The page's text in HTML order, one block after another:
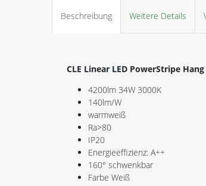
Beschreibung Weitere Details
CLE Linear LED PowerStripe
4200lm 34W 3000K
140lm/W
warmweiß
Ra>80
IP20
Energieeffizienz: A++
160° schwenkbar
Farbe Weiß